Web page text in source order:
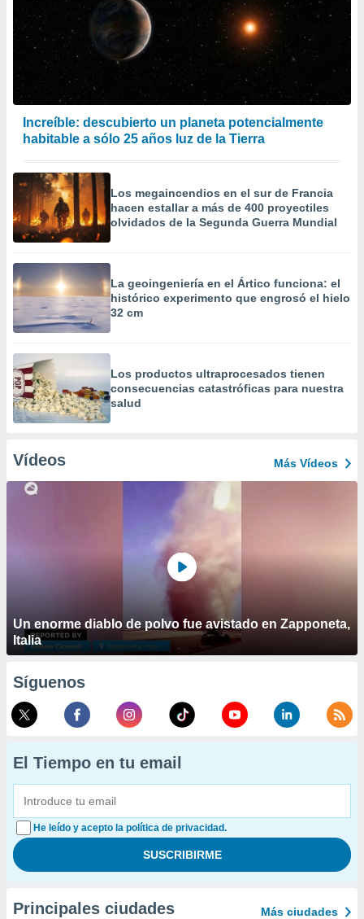
Increíble: descubierto un planeta potencialmente
habitable a sólo 25 años luz de la Tierra
Los megaincendios en el sur de Francia
hacen estallar a más de 400 proyectiles
olvidados de la Segunda Guerra Mundial
La geoingeniería en el Ártico funciona: el
histórico experimento que engrosó el hielo
32 cm
Los productos ultraprocesados ​​tienen
consecuencias catastróficas para nuestra
salud
Vídeos Más Vídeos
Un enorme diablo de polvo fue avistado en Zapponeta,
Italia
Síguenos
El Tiempo en tu email
He leído y acepto la política de privacidad.
Principales ciudades Más ciudades